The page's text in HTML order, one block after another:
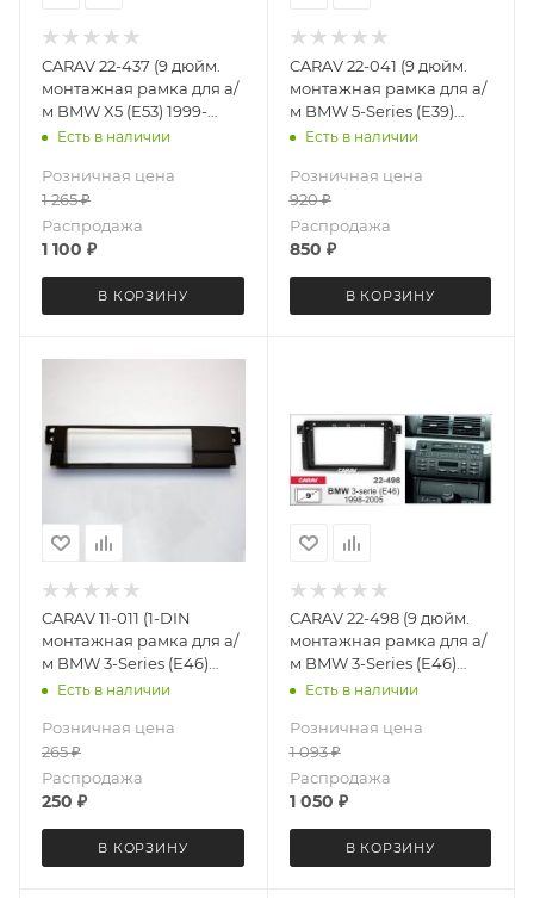
CARAV 22-437 (9 дюйм.
монтажная рамка для а/
м BMW X5 (E53) 1999-
2006
Есть в наличии
Розничная цена
1 265₽
Распродажа
1 100 ₽
В КОРЗИНУ
CARAV 22-041 (9 дюйм.
монтажная рамка для а/
м BMW 5-Series (E39)
1995-2003; X5 (E53) 1999-
Есть в наличии
Розничная цена
920₽
Распродажа
850 ₽
В КОРЗИНУ
CARAV 11-011 (1-DIN
монтажная рамка для а/
м BMW 3-Series (E46)
1998-2005)
Есть в наличии
Розничная цена
265₽
Распродажа
250 ₽
В КОРЗИНУ
CARAV 22-498 (9 дюйм.
монтажная рамка для а/
м BMW 3-Series (E46)
1998-2005
Есть в наличии
Розничная цена
1 093₽
Распродажа
1 050 ₽
В КОРЗИНУ